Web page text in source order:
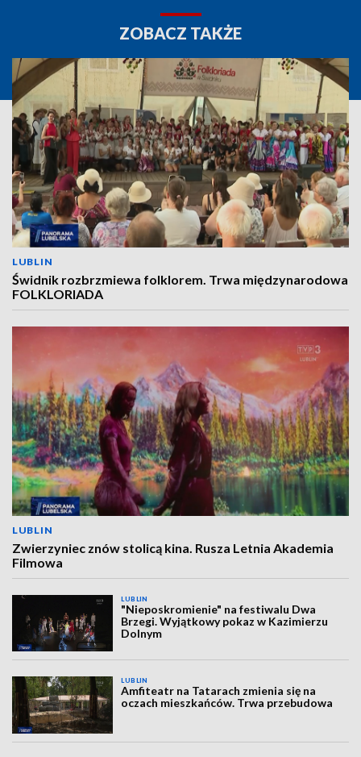
ZOBACZ TAKŻE
LUBLIN
Świdnik rozbrzmiewa folklorem. Trwa międzynarodowa
FOLKLORIADA
LUBLIN
Zwierzyniec znów stolicą kina. Rusza Letnia Akademia
Filmowa
LUBLIN
"Nieposkromienie" na festiwalu Dwa
Brzegi. Wyjątkowy pokaz w Kazimierzu
Dolnym
LUBLIN
Amfiteatr na Tatarach zmienia się na
oczach mieszkańców. Trwa przebudowa